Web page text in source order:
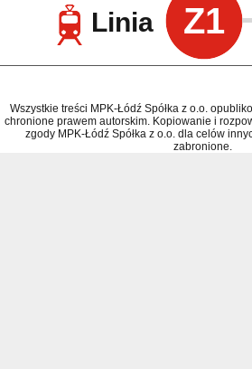
Linia Z1
Wszystkie treści MPK-Łódź Spółka z o.o.
chronione prawem autorskim. Kopiowanie i
zgody MPK-Łódź Spółka z o.o. dla celów
zabronione.